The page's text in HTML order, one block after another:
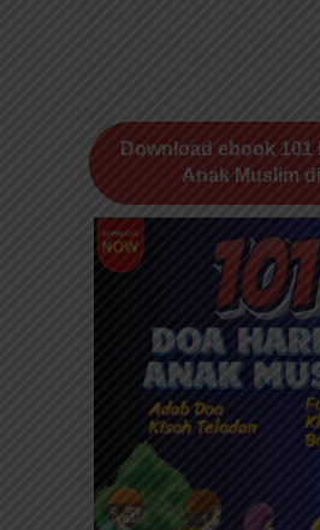
Download ebook 101
Anak Muslim